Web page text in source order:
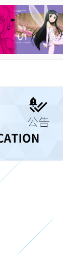
：世界